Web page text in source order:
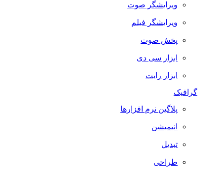
ویرایشگر صوت
ویرایشگر فیلم
پخش صوت
ابزار سی دی
ابزار رایت
گرافیک
پلاگین نرم افزارها
انیمیشن
تبدیل
طراحی